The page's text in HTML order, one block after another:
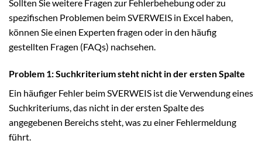
Sollten Sie weitere Fragen zur Fehlerbehebung oder zu
spezifischen Problemen beim SVERWEIS in Excel haben,
können Sie einen Experten fragen oder in den häufig
gestellten Fragen (FAQs) nachsehen.
Problem 1: Suchkriterium steht nicht in der ersten Spalte
Ein häufiger Fehler beim SVERWEIS ist die Verwendung eines
Suchkriteriums, das nicht in der ersten Spalte des
angegebenen Bereichs steht, was zu einer Fehlermeldung
führt.